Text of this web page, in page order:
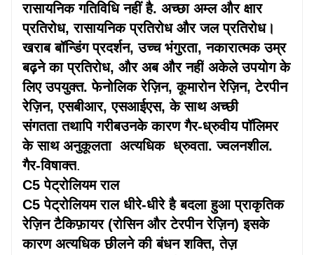
रासायनिक गतिविधि नहीं है. अच्छा अम्ल और क्षार
प्रतिरोध, रासायनिक प्रतिरोध और जल प्रतिरोध।
खराब बॉन्डिंग प्रदर्शन, उच्च भंगुरता,नकारात्मक उम्र
बढ़ने का प्रतिरोध, और अब और नहीं अकेले उपयोग के
लिए उपयुक्त. फेनोलिक रेज़िन, कूमारोन रेज़िन, टेरपीन
रेज़िन, एसबीआर, एसआईएस, के साथ अच्छी
संगततातथापि गरीबउनके कारण गैर-ध्रुवीय पॉलिमर
के साथ अनुकूलता अत्यधिक ध्रुवता. ज्वलनशील.
गैर-विषाक्त.
C5 पेट्रोलियम राल
C5 पेट्रोलियम राल धीरे-धीरे हैबदला हुआ प्राकृतिक
रेज़िन टैकिफ़ायर (रोसिन और टेरपीन रेज़िन) इसके
कारणअत्यधिक छीलने की बंधन शक्ति, तेज़